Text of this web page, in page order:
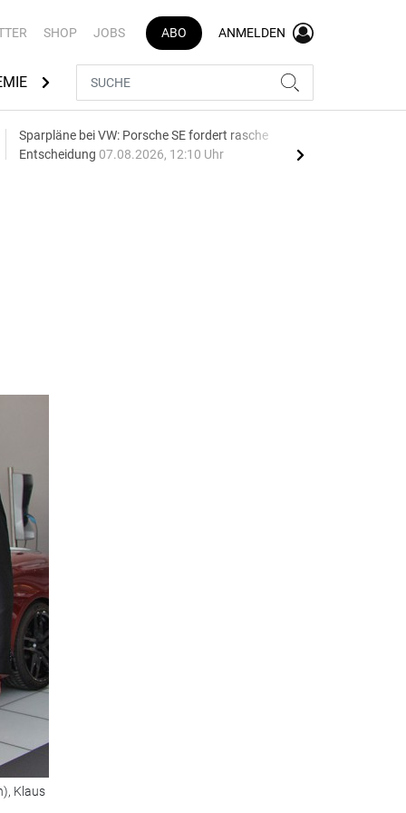
SHOP JOBS ABO ANMELDEN
AUTOMARKEN
Sparpläne bei VW: Porsche SE fordert rasche
Entscheidung 07.08.2026, 12:10 Uhr
Klaus